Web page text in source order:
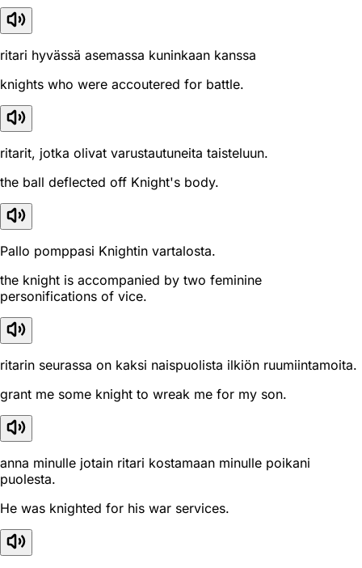
ritari hyvässä asemassa kuninkaan kanssa
knights who were accoutered for battle.
ritarit, jotka olivat varustautuneita taisteluun.
the ball deflected off Knight's body.
Pallo pomppasi Knightin vartalosta.
the knight is accompanied by two feminine
personifications of vice.
ritarin seurassa on kaksi naispuolista ilkiön ruumiintamoita.
grant me some knight to wreak me for my son.
anna minulle jotain ritari kostamaan minulle poikani
puolesta.
He was knighted for his war services.